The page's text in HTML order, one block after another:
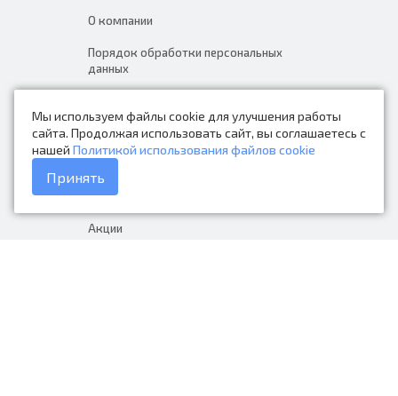
Мы используем файлы cookie для улучшения работы
сайта. Продолжая использовать сайт, вы соглашаетесь с
нашей Политикой использования файлов cookie
Принять
О компании
Порядок обработки персональных
данных
Контакты
Каталог товаров
Доставка и оплата
Акции